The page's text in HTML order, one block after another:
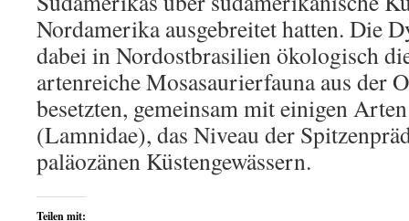
Nordamerika ausgebreitet hatten. Die
dabei in Nordostbrasilien ökologisch
artenreiche Mosasaurierfauna aus der
besetzten, gemeinsam mit einigen
(Lamnidae), das Niveau der
paläozänen Küstengewässern.
Teilen mit: